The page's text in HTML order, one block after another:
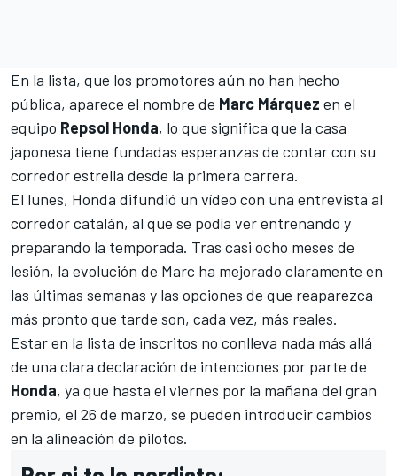
En la lista, que los promotores aún no han hecho
pública, aparece el nombre de Marc Márquez en el
equipo Repsol Honda, lo que significa que la casa
japonesa tiene fundadas esperanzas de contar con su
corredor estrella desde la primera carrera.
El lunes, Honda difundió un vídeo con una entrevista al
corredor catalán, al que se podía ver entrenando y
preparando la temporada. Tras casi ocho meses de
lesión, la evolución de Marc ha mejorado claramente en
las últimas semanas y las opciones de que reaparezca
más pronto que tarde son, cada vez, más reales.
Estar en la lista de inscritos no conlleva nada más allá
de una clara declaración de intenciones por parte de
Honda, ya que hasta el viernes por la mañana del gran
premio, el 26 de marzo, se pueden introducir cambios
en la alineación de pilotos.